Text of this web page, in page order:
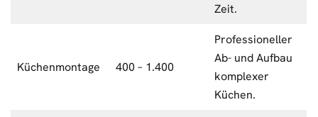
Zeit.
Küchenmontage 400 – 1.400
Professioneller
Ab- und Aufbau
komplexer
Küchen.